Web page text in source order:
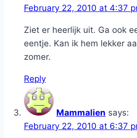
February 22, 2010 at 4:37
Ziet er heerlijk uit. Ga ook
eentje. Kan ik hem lekker
zomer.
Reply
Mammalien says:
February 22, 2010 at 6:37